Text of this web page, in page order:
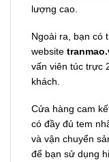
lượng cao.
Ngoài ra, bạn có
website
vấn viên túc trực
khách.
Cửa hàng cam
có đầy đủ tem
và vận chuyển
để bạn sử dụng